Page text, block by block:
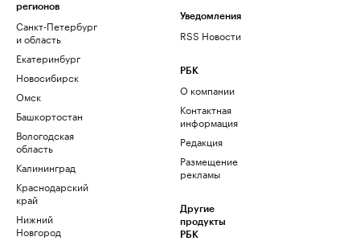
регионов
Санкт-Петербург
и область
Екатеринбург
Новосибирск
Омск
Башкортостан
Вологодская
область
Калининград
Краснодарский
край
Нижний
Новгород
Уведомления
RSS Новости
РБК
О компании
Контактная
информация
Редакция
Размещение
рекламы
Другие
продукты
РБК